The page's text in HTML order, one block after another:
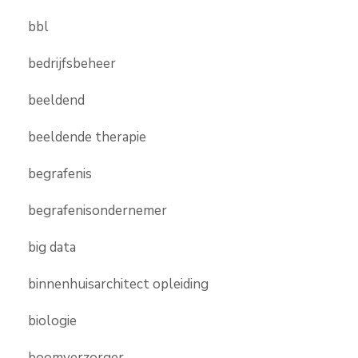
bbl
bedrijfsbeheer
beeldend
beeldende therapie
begrafenis
begrafenisondernemer
big data
binnenhuisarchitect opleiding
biologie